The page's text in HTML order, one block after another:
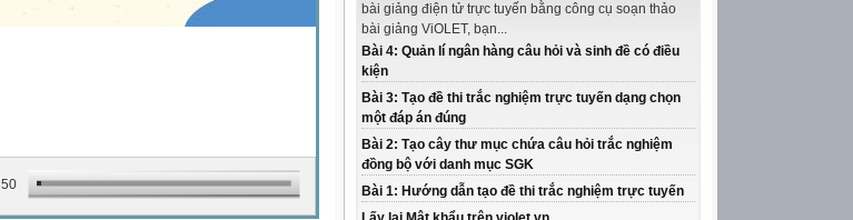
bài giảng điện tử trực tuyến bằng công cụ soạn thảo
bài giảng ViOLET, bạn...
Bài 4: Quản lí ngân hàng câu hỏi và sinh đề có điều
kiện
Bài 3: Tạo đề thi trắc nghiệm trực tuyến dạng chọn
một đáp án đúng
Bài 2: Tạo cây thư mục chứa câu hỏi trắc nghiệm
đồng bộ với danh mục SGK
Bài 1: Hướng dẫn tạo đề thi trắc nghiệm trực tuyến
50